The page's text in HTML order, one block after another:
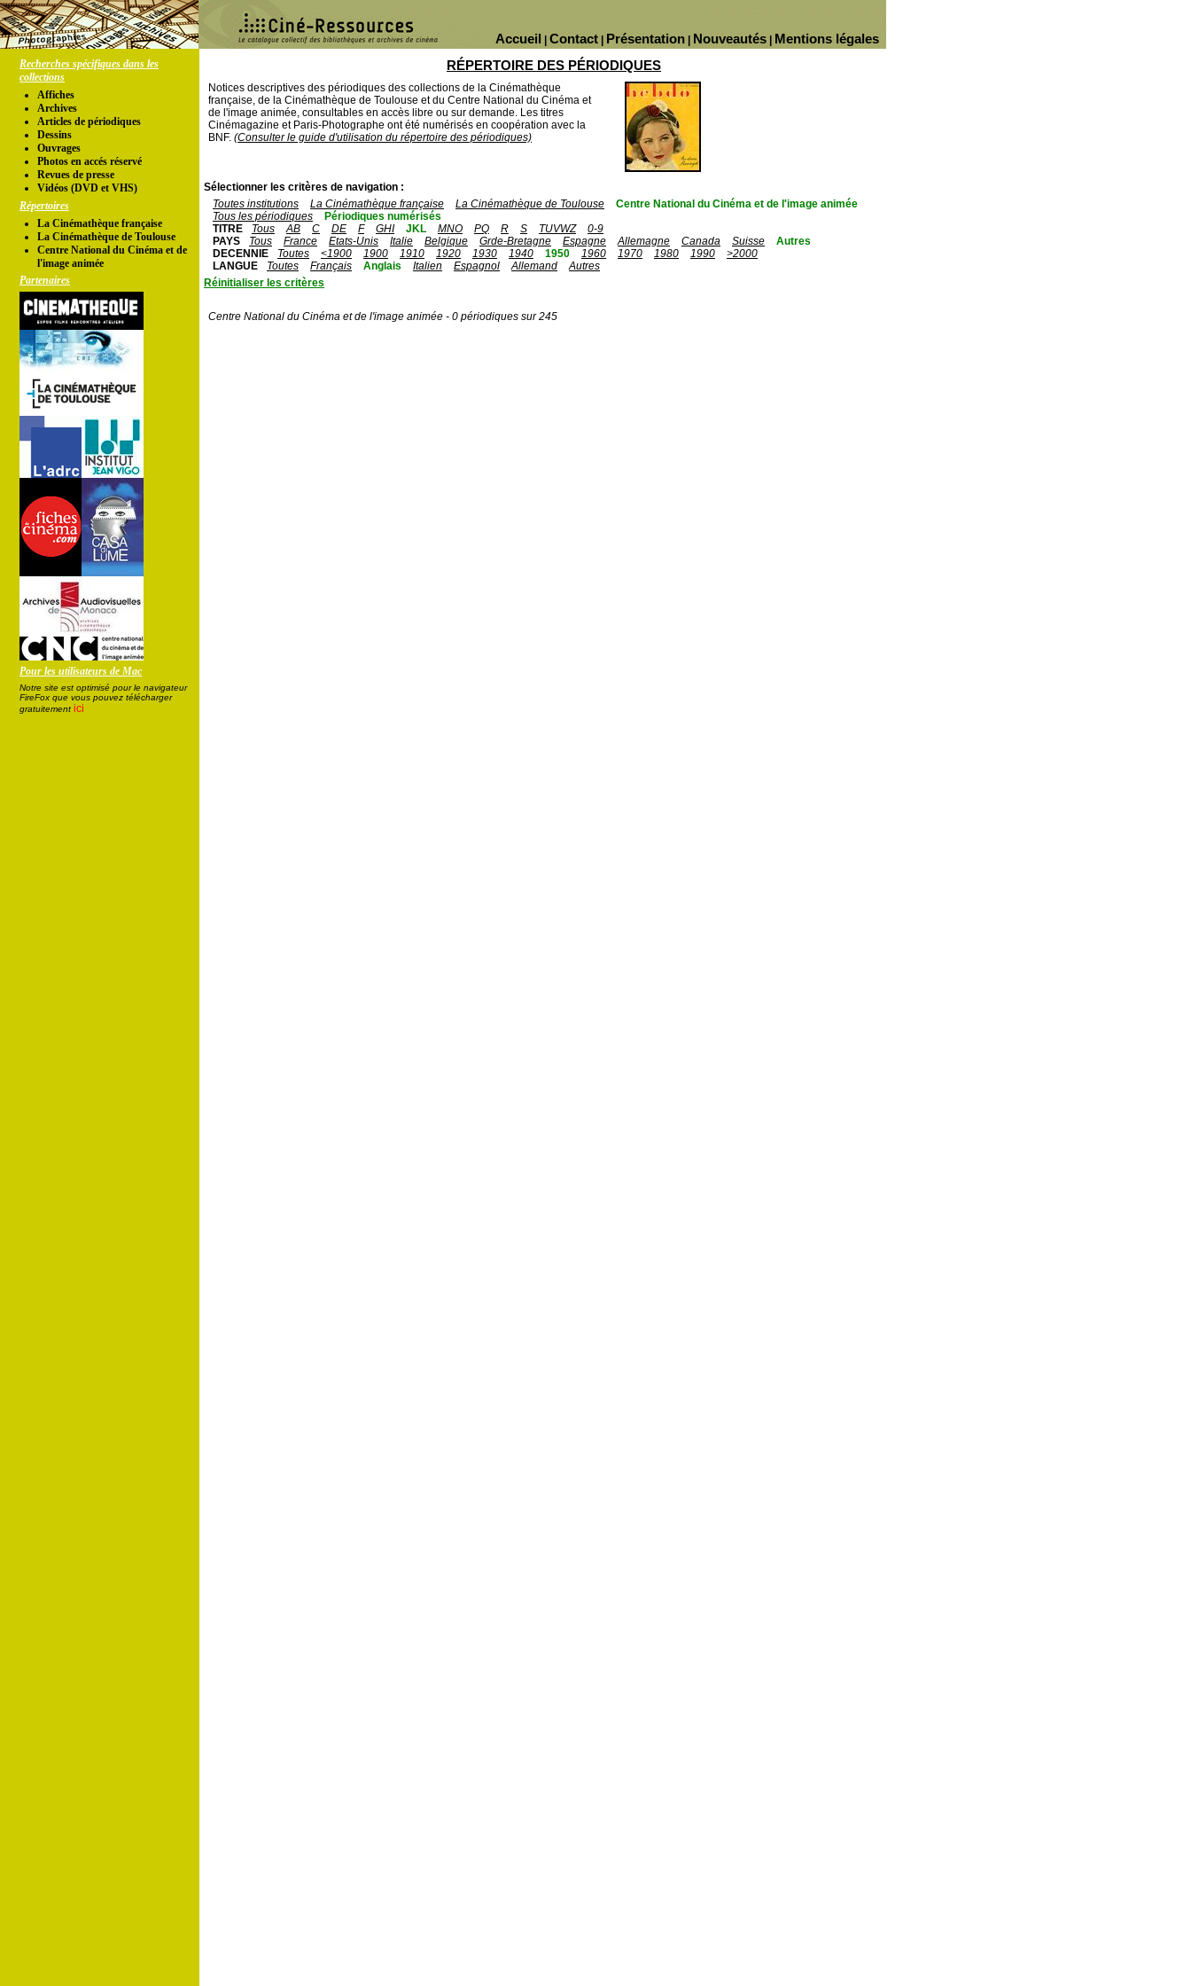
Mentions légales
Nouveautés
Présentation
Contact
Accueil
Recherches spécifiques dans les
collections
Affiches
Archives
Articles de périodiques
Dessins
Ouvrages
Photos en accés réservé
Revues de presse
Vidéos (DVD et VHS)
Répertoires
La Cinémathèque française
La Cinémathèque de Toulouse
Centre National du Cinéma et de
l'image animée
Partenaires
Pour les utilisateurs de Mac
Notre site est optimisé pour le navigateur
FireFox que vous pouvez télécharger
gratuitement ici
RÉPERTOIRE DES PÉRIODIQUES
Notices descriptives des périodiques des collections de la Cinémathèque
française, de la Cinémathèque de Toulouse et du Centre National du Cinéma et
de l'image animée, consultables en accès libre ou sur demande. Les titres
Cinémagazine et Paris-Photographe ont été numérisés en coopération avec la
BNF. (Consulter le guide d'utilisation du répertoire des périodiques)
Sélectionner les critères de navigation :
Toutes institutions
La Cinémathèque française La Cinémathèque de Toulouse
Centre National du Cinéma et de l'image animée
Tous les périodiques
Périodiques numérisés
TITRE
Tous AB C DE F GHI JKL MNO PQ R S TUVWZ
0-9
PAYS
Tous France Etats-Unis Italie Belgique Grde-Bretagne Espagne Allemagne Canada Suisse
Autres
DECENNIE
Toutes <1900 1900 1910 1920 1930 1940 1950 1960 1970 1980 1990
>2000
LANGUE
Toutes Français Anglais Italien Espagnol Allemand
Autres
Réinitialiser les critères
Centre National du Cinéma et de l'image animée - 0 périodiques sur 245